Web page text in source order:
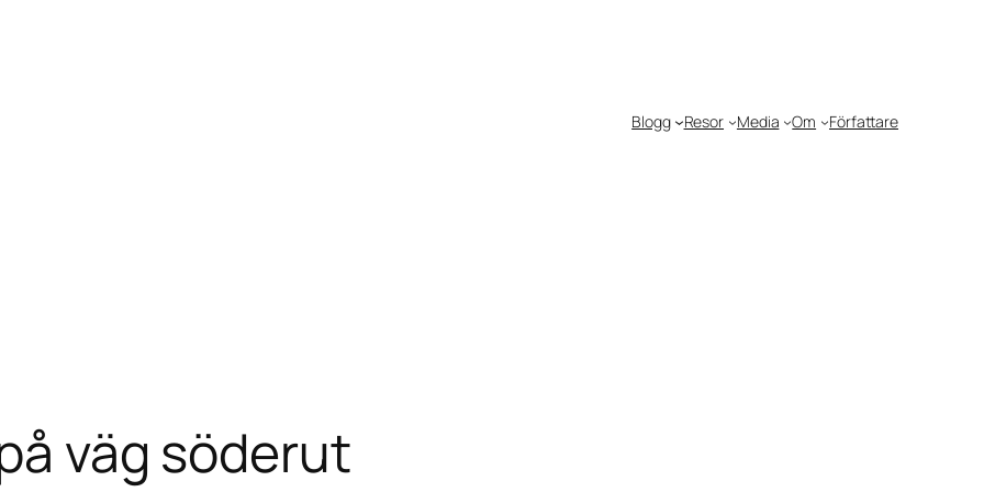
Blogg Resor Media Om Författare
väg söderut